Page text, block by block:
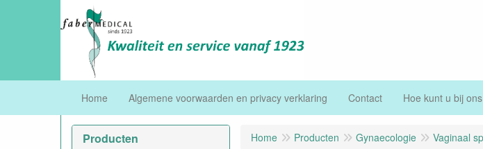
Home Algemene voorwaarden en privacy verklaring Contact Hoe kunt u bij
Producten Home Producten Gynaecologie Vaginaal